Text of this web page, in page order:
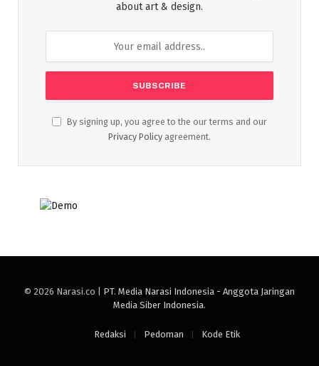
about art & design.
By signing up, you agree to the our terms and our
Privacy Policy agreement.
© 2026 Narasi.co | PT. Media Narasi Indonesia - Anggota Jaringan
Media Siber Indonesia.
Redaksi Pedoman Kode Etik